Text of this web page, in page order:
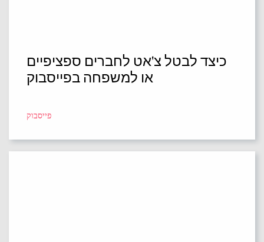
כיצד לבטל צ'אט לחברים ספציפיים
או למשפחה בפייסבוק
פייסבוק